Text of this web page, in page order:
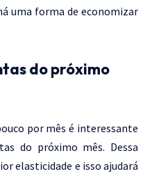
uma forma de economizar
do próximo
por mês é interessante
do próximo mês. Dessa
elasticidade e isso ajudará